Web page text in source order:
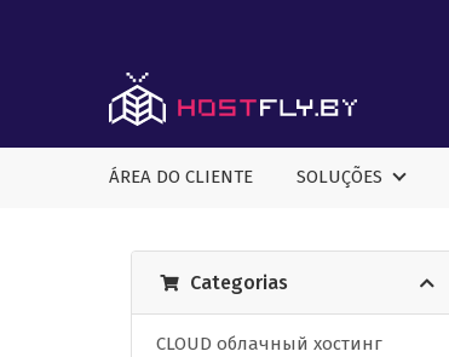
ÁREA DO CLIENTE SOLUÇÕES
Categorias
CLOUD облачный хостинг